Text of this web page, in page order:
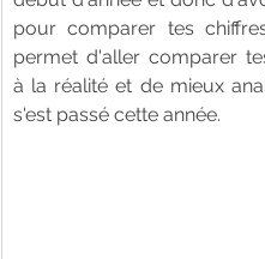
pour comparer tes
permet d'aller comparer
à la réalité et de mieux
s'est passé cette année.